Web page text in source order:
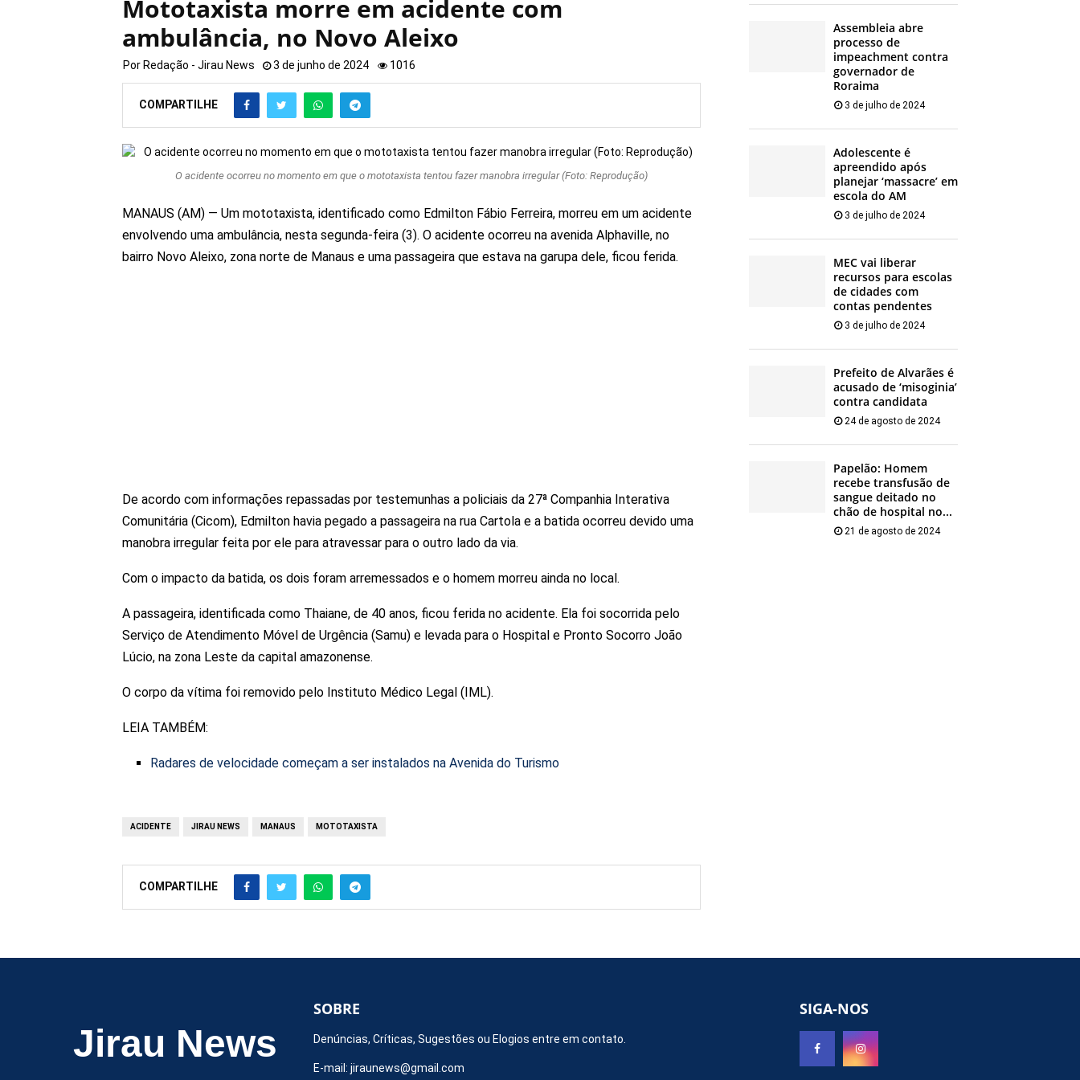
Mototaxista morre em acidente com
ambulância, no Novo Aleixo
Por Redação - Jirau News 3 de junho de 2024 1016
COMPARTILHE
O acidente ocorreu no momento em que o mototaxista tentou fazer manobra irregular (Foto: Reprodução)
MANAUS (AM) — Um mototaxista, identificado como Edmilton Fábio Ferreira, morreu em um acidente
envolvendo uma ambulância, nesta segunda-feira (3). O acidente ocorreu na avenida Alphaville, no
bairro Novo Aleixo, zona norte de Manaus e uma passageira que estava na garupa dele, ficou ferida.
De acordo com informações repassadas por testemunhas a policiais da 27ª Companhia Interativa
Comunitária (Cicom), Edmilton havia pegado a passageira na rua Cartola e a batida ocorreu devido uma
manobra irregular feita por ele para atravessar para o outro lado da via.
Com o impacto da batida, os dois foram arremessados e o homem morreu ainda no local.
A passageira, identificada como Thaiane, de 40 anos, ficou ferida no acidente. Ela foi socorrida pelo
Serviço de Atendimento Móvel de Urgência (Samu) e levada para o Hospital e Pronto Socorro João
Lúcio, na zona Leste da capital amazonense.
O corpo da vítima foi removido pelo Instituto Médico Legal (IML).
LEIA TAMBÉM:
Radares de velocidade começam a ser instalados na Avenida do Turismo
ACIDENTE JIRAU NEWS MANAUS MOTOTAXISTA
COMPARTILHE
Assembleia abre
processo de
impeachment contra
governador de
Roraima
3 de julho de 2024
Adolescente é
apreendido após
planejar ‘massacre’ em
escola do AM
3 de julho de 2024
MEC vai liberar
recursos para escolas
de cidades com
contas pendentes
3 de julho de 2024
Prefeito de Alvarães é
acusado de ‘misoginia’
contra candidata
24 de agosto de 2024
Papelão: Homem
recebe transfusão de
sangue deitado no
chão de hospital no...
21 de agosto de 2024
Jirau News
SOBRE
Denúncias, Críticas, Sugestões ou Elogios entre em contato.
E-mail: jiraunews@gmail.com
SIGA-NOS